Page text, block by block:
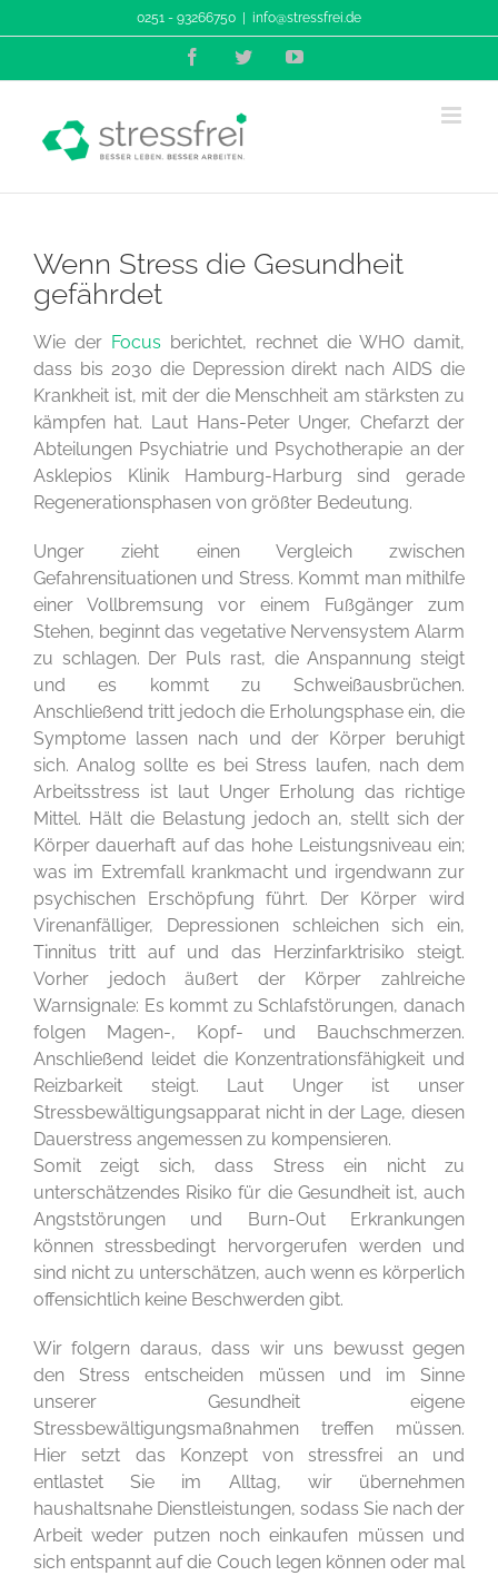
Inhalt
0251 - 93266750 info@stressfrei.de
FacebookTwitterYouTube
Wenn Stress die Gesundheit
gefährdet
Wie der Focus berichtet, rechnet die WHO damit,
dass bis 2030 die Depression direkt nach AIDS die
Krankheit ist, mit der die Menschheit am stärksten zu
kämpfen hat. Laut Hans-Peter Unger, Chefarzt der
Abteilungen Psychiatrie und Psychotherapie an der
Asklepios Klinik Hamburg-Harburg sind gerade
Regenerationsphasen von größter Bedeutung.
Unger zieht einen Vergleich zwischen
Gefahrensituationen und Stress. Kommt man mithilfe
einer Vollbremsung vor einem Fußgänger zum
Stehen, beginnt das vegetative Nervensystem Alarm
zu schlagen. Der Puls rast, die Anspannung steigt
und es kommt zu Schweißausbrüchen.
Anschließend tritt jedoch die Erholungsphase ein, die
Symptome lassen nach und der Körper beruhigt
sich. Analog sollte es bei Stress laufen, nach dem
Arbeitsstress ist laut Unger Erholung das richtige
Mittel. Hält die Belastung jedoch an, stellt sich der
Körper dauerhaft auf das hohe Leistungsniveau ein;
was im Extremfall krankmacht und irgendwann zur
psychischen Erschöpfung führt. Der Körper wird
Virenanfälliger, Depressionen schleichen sich ein,
Tinnitus tritt auf und das Herzinfarktrisiko steigt.
Vorher jedoch äußert der Körper zahlreiche
Warnsignale: Es kommt zu Schlafstörungen, danach
folgen Magen-, Kopf- und Bauchschmerzen.
Anschließend leidet die Konzentrationsfähigkeit und
Reizbarkeit steigt. Laut Unger ist unser
Stressbewältigungsapparat nicht in der Lage, diesen
Dauerstress angemessen zu kompensieren.
Somit zeigt sich, dass Stress ein nicht zu
unterschätzendes Risiko für die Gesundheit ist, auch
Angststörungen und Burn-Out Erkrankungen
können stressbedingt hervorgerufen werden und
sind nicht zu unterschätzen, auch wenn es körperlich
offensichtlich keine Beschwerden gibt.
Wir folgern daraus, dass wir uns bewusst gegen
den Stress entscheiden müssen und im Sinne
unserer Gesundheit eigene
Stressbewältigungsmaßnahmen treffen müssen.
Hier setzt das Konzept von stressfrei an und
entlastet Sie im Alltag, wir übernehmen
haushaltsnahe Dienstleistungen, sodass Sie nach der
Arbeit weder putzen noch einkaufen müssen und
sich entspannt auf die Couch legen können oder mal